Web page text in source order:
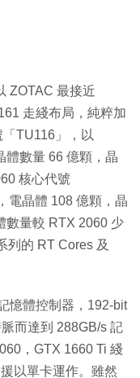
ZOTAC 最接近
走綫布局，純粹加
TU116」，以
體數量 66 億顆，晶
核心代號
電晶體 108 億顆，晶
數量較 RTX 2060 少
列的 RT Cores 及
憶體控制器，192-bit
而達到 288GB/s 記
，GTX 1660 Ti 綫
以單卡運作。雖然